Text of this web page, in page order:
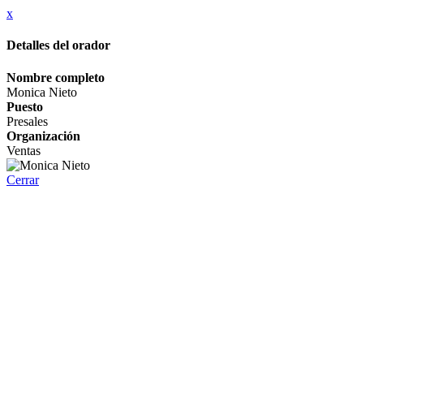
x
Detalles del orador
Nombre completo
Monica Nieto
Puesto
Presales
Organización
Ventas
Cerrar